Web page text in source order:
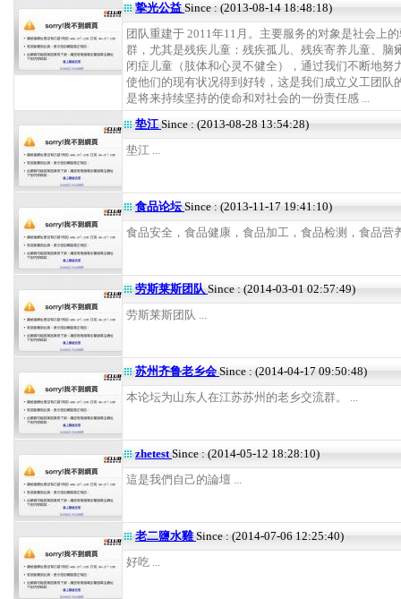
挚光公益 Since : (2013-08-14 18:48:18)
团队重建于 2011年11月。主要服务的对象是社会上
群，尤其是残疾儿童：残疾孤儿、残疾寄养儿童、脑
闭症儿童（肢体和心灵不健全），通过我们不断地努
使他们的现有状况得到好转，这是我们成立义工团队
是将来持续坚持的使命和对社会的一份责任感 ...
垫江Since : (2013-08-28 13:54:28)
垫江 ...
食品论坛Since : (2013-11-17 19:41:10)
食品安全，食品健康，食品加工，食品检测，食品营
劳斯莱斯团队 Since : (2014-03-01 02:57:49)
劳斯莱斯团队 ...
苏州齐鲁老乡会 Since : (2014-04-17 09:50:48)
本论坛为山东人在江苏苏州的老乡交流群。 ...
zhetestSince : (2014-05-12 18:28:10)
這是我們自己的論壇 ...
老二鹽水雞Since : (2014-07-06 12:25:40)
好吃 ...